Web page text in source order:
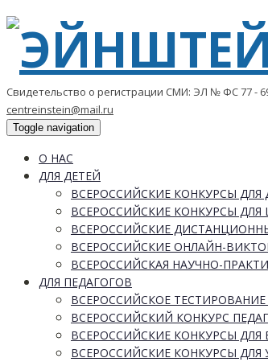
Свидетельство о регистрации СМИ: ЭЛ № ФС 77 -
centreinstein@mail.ru
Toggle navigation
О НАС
ДЛЯ ДЕТЕЙ
ВСЕРОССИЙСКИЕ КОНКУРСЫ
ВСЕРОССИЙСКИЕ КОНКУРСЫ
ВСЕРОССИЙСКИЕ
ВСЕРОССИЙСКИЕ ОНЛАЙН-
ВСЕРОССИЙСКАЯ НАУЧНО-
ДЛЯ ПЕДАГОГОВ
ВСЕРОССИЙСКОЕ
ВСЕРОССИЙСКИЙ КОНКУРС
ВСЕРОССИЙСКИЕ КОНКУРСЫ
ВСЕРОССИЙСКИЕ КОНКУРСЫ